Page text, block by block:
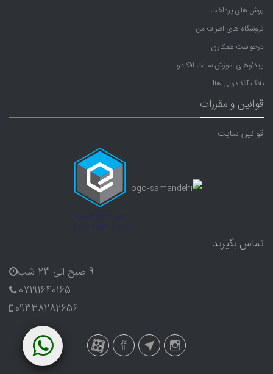
روش های پرداخت
فروشگاه های اطراف من
درخواست همکاری
ویدئوهای آموزش سایت آفکادو
بلاگ آفکادویی ها!
قوانین و مقررات
قوانین سایت
تماس بگیرید
9 صبح الی 23 شب
07191640165
09338282656